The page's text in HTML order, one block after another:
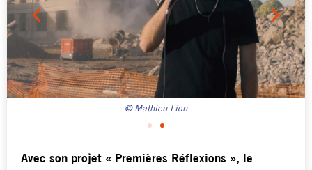
© Mathieu Lion
Avec son projet « Premières Réflexions », le